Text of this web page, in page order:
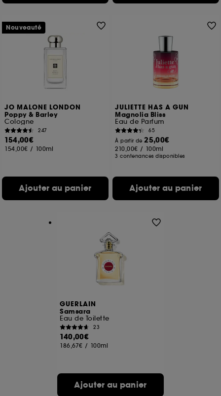
JO MALONE LONDON
Poppy & Barley
Cologne
247
154,00€
154,00€ / 100ml
Ajouter au panier
Nouveauté
JULIETTE HAS A GUN
Magnolia Bliss
Eau de Parfum
65
À partir de25,00€
210,00€ / 100ml
3 contenances disponibles
Ajouter au panier
GUERLAIN
Samsara
Eau de Toilette
23
140,00€
186,67€ / 100ml
Ajouter au panier